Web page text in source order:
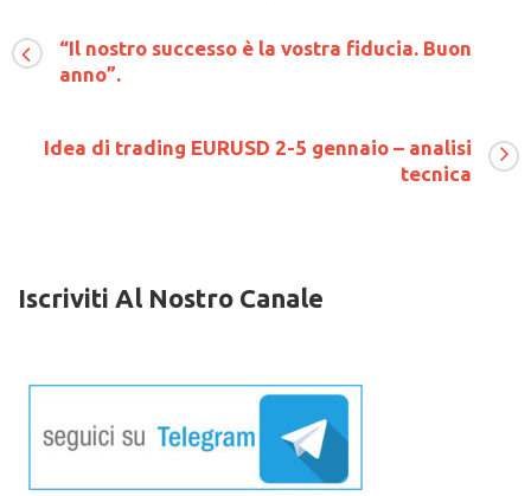
Trading
–
“Il nostro successo è la vostra fiducia. Buon
anno”.
Idea di trading EURUSD 2-5 gennaio – analisi
tecnica
Iscriviti Al Nostro Canale